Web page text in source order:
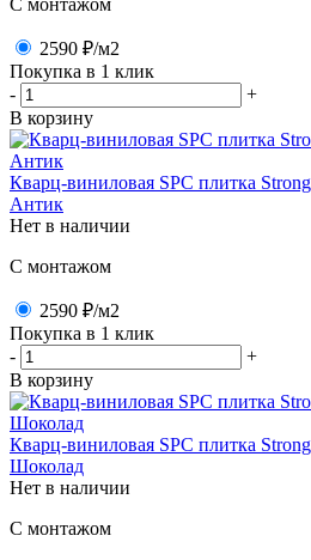
2590 ₽/м2
Покупка в 1 клик
-
+
В корзину
Кварц-виниловая SPC плитка
Антик
Нет в наличии
C монтажом
2590 ₽/м2
Покупка в 1 клик
-
+
В корзину
Кварц-виниловая SPC плитка
Шоколад
Нет в наличии
C монтажом